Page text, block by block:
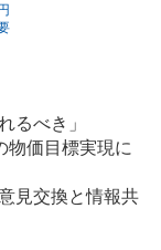
るべき」
物価目標実現に
見交換と情報共